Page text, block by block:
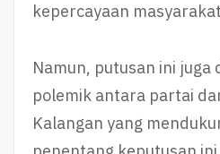
kepercayaan
Namun, putusan ini juga
polemik antara partai
Kalangan yang